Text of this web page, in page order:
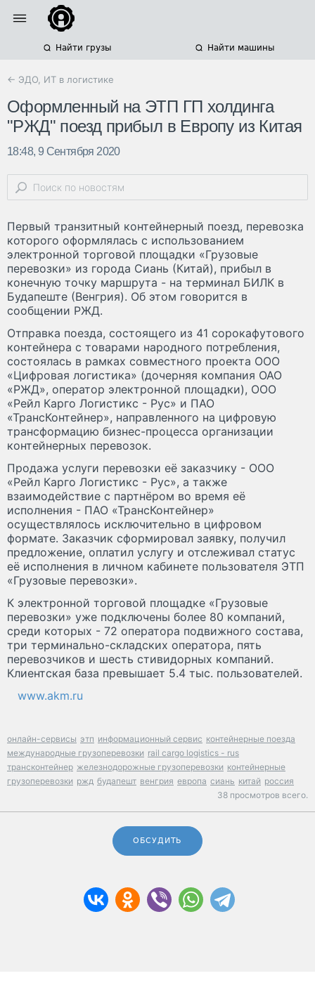
Найти грузы Найти машины
← ЭДО, ИТ в логистике
Оформленный на ЭТП ГП холдинга
"РЖД" поезд прибыл в Европу из Китая
18:48, 9 Сентября 2020
Первый транзитный контейнерный поезд, перевозка
которого оформлялась с использованием
электронной торговой площадки «Грузовые
перевозки» из города Сиань (Китай), прибыл в
конечную точку маршрута - на терминал БИЛК в
Будапеште (Венгрия). Об этом говорится в
сообщении РЖД.
Отправка поезда, состоящего из 41 сорокафутового
контейнера с товарами народного потребления,
состоялась в рамках совместного проекта ООО
«Цифровая логистика» (дочерняя компания ОАО
«РЖД», оператор электронной площадки), ООО
«Рейл Карго Логистикс - Рус» и ПАО
«ТрансКонтейнер», направленного на цифровую
трансформацию бизнес-процесса организации
контейнерных перевозок.
Продажа услуги перевозки её заказчику - ООО
«Рейл Карго Логистикс - Рус», а также
взаимодействие с партнёром во время её
исполнения - ПАО «ТрансКонтейнер»
осуществлялось исключительно в цифровом
формате. Заказчик сформировал заявку, получил
предложение, оплатил услугу и отслеживал статус
её исполнения в личном кабинете пользователя ЭТП
«Грузовые перевозки».
К электронной торговой площадке «Грузовые
перевозки» уже подключены более 80 компаний,
среди которых - 72 оператора подвижного состава,
три терминально-складских оператора, пять
перевозчиков и шесть стивидорных компаний.
Клиентская база превышает 5.4 тыс. пользователей.
www.akm.ru
онлайн-сервисы этп информационный сервис контейнерные поезда
международные грузоперевозки rail cargo logistics - rus
трансконтейнер железнодорожные грузоперевозки контейнерные
грузоперевозки ржд будапешт венгрия европа сиань китай россия
38 просмотров всего.
ОБСУДИТЬ